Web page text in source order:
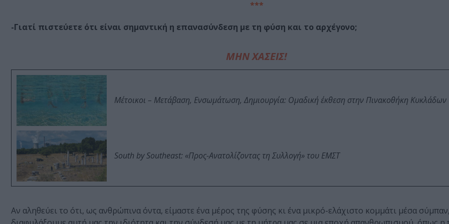
***
-Γιατί πιστεύετε ότι είναι σημαντική η επανασύνδεση με τη φύση και το αρχέγονο;
ΜΗΝ ΧΑΣΕΙΣ!
Μέτοικοι – Μετάβαση, Ενσωμάτωση, Δημιουργία: Ομαδική έκθεση στην Πινακοθήκη Κυκλάδων
South by Southeast: «Προς-Ανατολίζοντας τη Συλλογή» του ΕΜΣΤ
Αν αληθεύει το ότι, ως ανθρώπινα όντα, είμαστε ένα μέρος της φύσης κι ένα μικρό-ελάχιστο κομμάτι μέσα